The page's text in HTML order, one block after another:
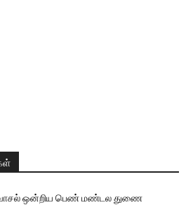
ஒன்றிய பெண் மண்டல துணை